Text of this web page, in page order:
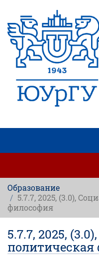
основному
содержанию
Образование
5.7.7, 2025, (3.0),
философия
5.7.7, 2025,